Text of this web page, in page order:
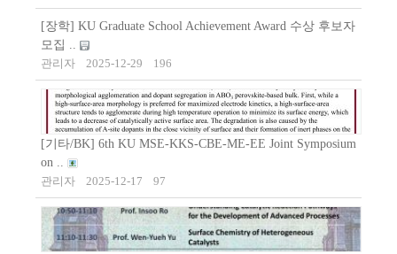
[장학] KU Graduate School Achievement Award 수상 후보자
모집 ..
관리자
2025-12-29 196
[기타/BK] 6th KU MSE-KKS-CBE-ME-EE Joint Symposium
on ..
관리자
2025-12-17 97